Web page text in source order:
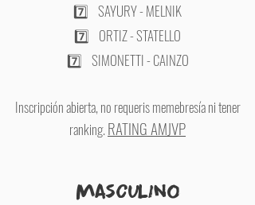
7️⃣ SAYURY - MELNIK
7️⃣ ORTIZ - STATELLO
7️⃣ SIMONETTI - CAINZO
Inscripciónabierta, no requeris memebresía ni tener
ranking. RATING AMJVP
Masculino